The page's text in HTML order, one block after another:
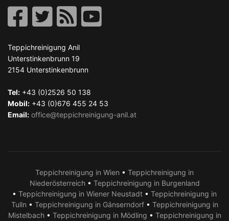
Teppichreinigung Anil
Unterstinkenbrunn 19
2154 Unterstinkenbrunn
Tel: +43 (0)2526 50 138
Mobil: +43 (0)676 455 24 53
Email: office@teppichreinigung-anil.at
Teppichreinigung in Wien • Teppichreinigung in
Niederösterreich• Teppichreinigung in Burgenland
• Teppichreinigung in Wiener Neustadt • Teppichreinigung in
Tulln • Teppichreinigung in Gänserndorf• Teppichreinigung in
Mistelbach• Teppichreinigung in Mödling • Teppichreinigung in